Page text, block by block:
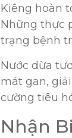
Kiêng hoàn
Những thực
trạng bệnh
Nước dừa
mát gan,
cường tiêu
Nhận